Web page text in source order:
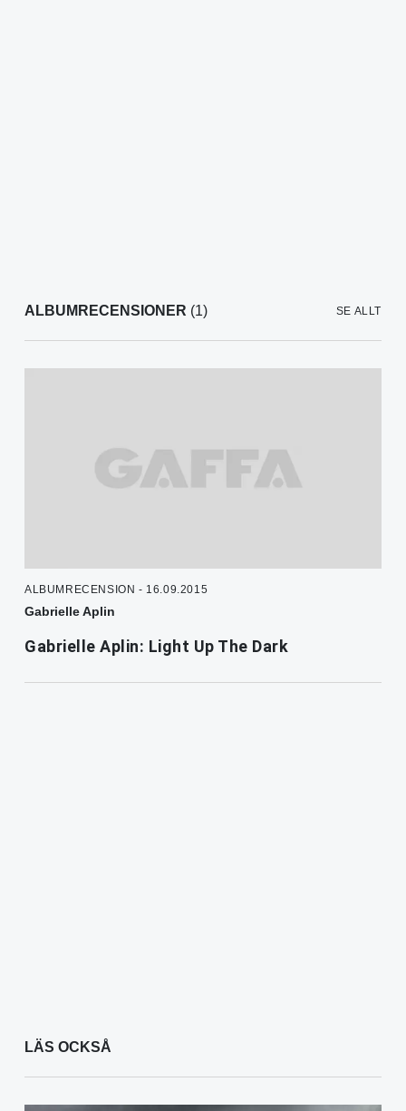
ALBUMRECENSIONER (1) SE ALLT
ALBUMRECENSION - 16.09.2015
Gabrielle Aplin
Gabrielle Aplin: Light Up The Dark
LÄS OCKSÅ